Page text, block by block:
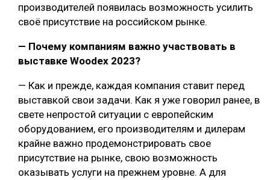
производителей появилась возможность усилить
своё присутствие на российском рынке.
— Почему компаниям важно участвовать в
выставке Woodex 2023?
— Как и прежде, каждая компания ставит перед
выставкой свои задачи. Как я уже говорил ранее, в
свете непростой ситуации с европейским
оборудованием, его производителям и дилерам
крайне важно продемонстрировать свое
присутствие на рынке, свою возможность
оказывать услуги на прежнем уровне. А для